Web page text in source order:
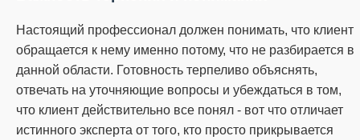
Настоящий профессионал должен понимать, что клиент
обращается к нему именно потому, что не разбирается в
данной области. Готовность терпеливо объяснять,
отвечать на уточняющие вопросы и убеждаться в том,
что клиент действительно все понял - вот что отличает
истинного эксперта от того, кто просто прикрывается